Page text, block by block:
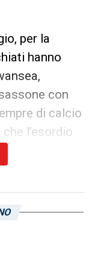
per la
hanno
con
di calcio
l’esordio
fra meno
ha